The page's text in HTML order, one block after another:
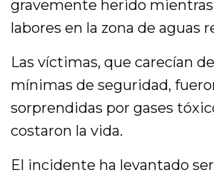
gravemente herido
labores en la zona de aguas
Las víctimas, que carecían
mínimas de seguridad,
sorprendidas por gases
costaron la vida.
El incidente ha levantado